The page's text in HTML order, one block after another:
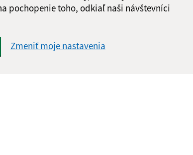
pochopenie toho, odkiaľ naši návštevníci
Zmeniť moje nastavenia